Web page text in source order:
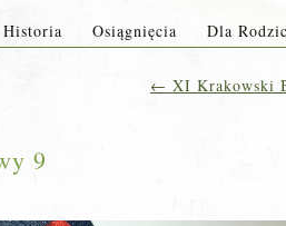
Historia Osiągnięcia Dla
← XI Krakowski
9